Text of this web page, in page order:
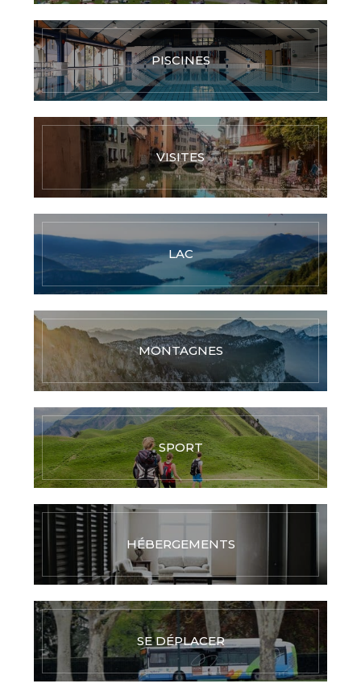
PISCINES
VISITES
LAC
MONTAGNES
SPORT
HÉBERGEMENTS
SE DÉPLACER